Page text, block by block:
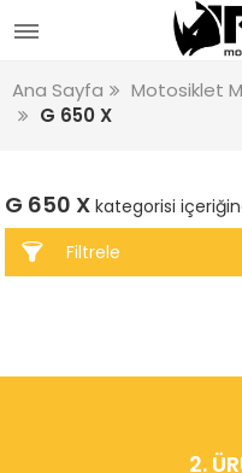
Ana Sayfa Motosiklet
G 650 X
G 650 X kategorisi
Filtrele
2.